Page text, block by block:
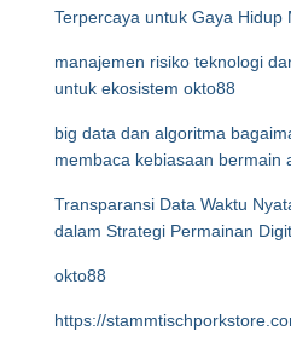
Terpercaya untuk Gaya Hidup
manajemen risiko teknologi
untuk ekosistem okto88
big data dan algoritma
membaca kebiasaan bermain
Transparansi Data Waktu
dalam Strategi Permainan
okto88
https://